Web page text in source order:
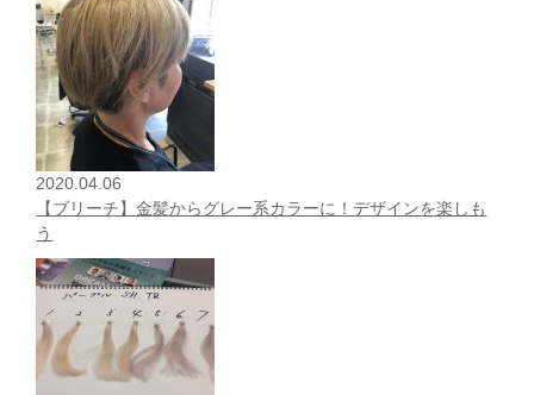
2020.04.06
【ブリーチ】金髪からグレー系カラーに！デザインを楽しも
う